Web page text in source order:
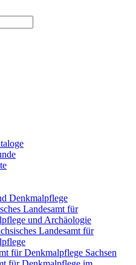
Denkmalpflege
Landesamt für
und Archäologie
Landesamt für
für Denkmalpflege Sachsen